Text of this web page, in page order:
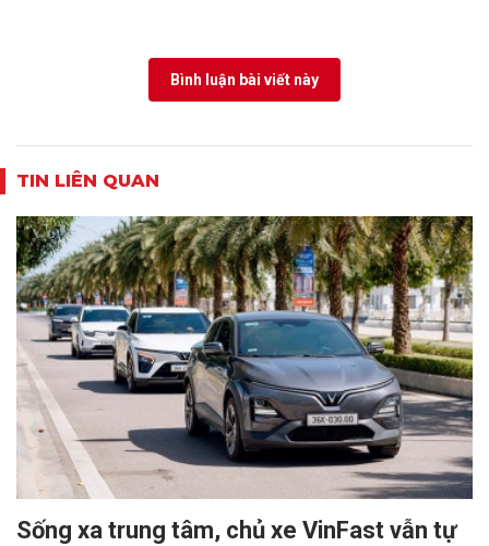
Bình luận bài viết này
TIN LIÊN QUAN
Sống xa trung tâm, chủ xe VinFast vẫn tự